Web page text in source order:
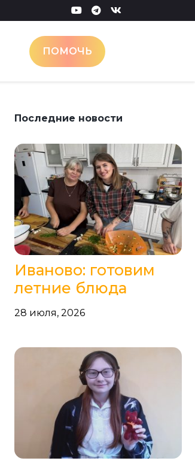
ПОМОЧЬ
Последние новости
Иваново: готовим
летние блюда
28 июля, 2026